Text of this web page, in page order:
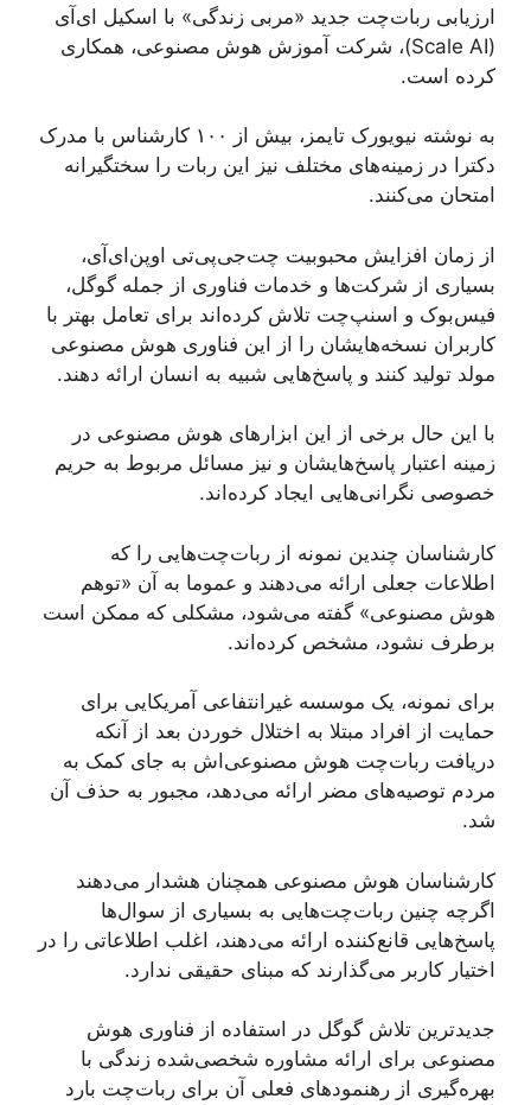
ارزیابی ربات‌چت جدید «مربی زندگی» با اسکیل ای‌آی
(Scale AI)، شرکت آموزش هوش مصنوعی، همکاری
کرده است.
به نوشته نیویورک تایمز، بیش از ۱۰۰ کارشناس با مدرک
دکترا در زمینه‌های مختلف نیز این ربات را سختگیرانه
امتحان می‌کنند.
از زمان افزایش محبوبیت چت‌جی‌پی‌تی اوپن‌ای‌آی،
بسیاری از شرکت‌ها و خدمات فناوری از جمله گوگل،
فیس‌بوک و اسنپ‌چت تلاش کرده‌اند برای تعامل بهتر با
کاربران نسخه‌هایشان را از این فناوری هوش مصنوعی
مولد تولید کنند و پاسخ‌هایی شبیه به انسان ارائه دهند.
با این حال برخی از این ابزارهای هوش مصنوعی در
زمینه اعتبار پاسخ‌هایشان و نیز مسائل مربوط به حریم
خصوصی نگرانی‌هایی ایجاد کرده‌اند.
کارشناسان چندین نمونه از ربات‌چت‌هایی را که
اطلاعات جعلی ارائه می‌دهند و عموما به آن «توهم
هوش مصنوعی» گفته می‌شود، مشکلی که ممکن است
برطرف نشود، مشخص کرده‌اند.
برای نمونه، یک موسسه‌ غیرانتفاعی آمریکایی برای
حمایت از افراد مبتلا به اختلال خوردن بعد از آنکه
دریافت ربات‌چت هوش مصنوعی‌اش به جای کمک به
مردم توصیه‌های مضر ارائه می‌دهد، مجبور به حذف آن
شد.
کارشناسان هوش مصنوعی همچنان هشدار می‌دهند
اگرچه چنین ربات‌چت‌هایی به بسیاری از سوال‌ها
پاسخ‌هایی قانع‌کننده ارائه می‌دهند، اغلب اطلاعاتی را در
اختیار کاربر می‌گذارند که مبنای حقیقی ندارد.
جدیدترین تلاش گوگل در استفاده از فناوری هوش
مصنوعی برای ارائه مشاوره‌ شخصی‌شده زندگی با
بهره‌گیری از رهنمودهای فعلی آن برای ربات‌چت بارد